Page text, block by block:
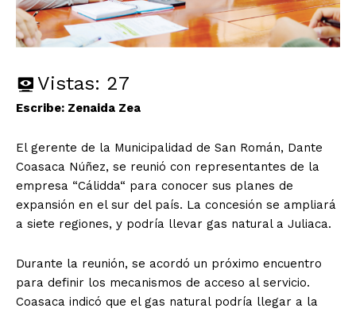
Vistas: 27
Escribe: Zenaida Zea
El gerente de la Municipalidad de San Román, Dante
Coasaca Núñez, se reunió con representantes de la
empresa “Cálidda“ para conocer sus planes de
expansión en el sur del país. La concesión se ampliará
a siete regiones, y podría llevar gas natural a Juliaca.
Durante la reunión, se acordó un próximo encuentro
para definir los mecanismos de acceso al servicio.
Coasaca indicó que el gas natural podría llegar a la